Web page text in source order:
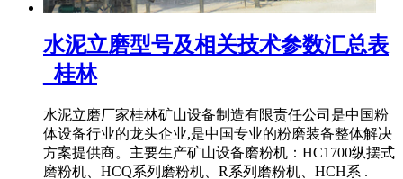
水泥立磨型号及相关技术参数汇总表
_桂林
水泥立磨厂家桂林矿山设备制造有限责任公司是中国粉
体设备行业的龙头企业,是中国专业的粉磨装备整体解决
方案提供商。主要生产矿山设备磨粉机：HC1700纵摆式
磨粉机、HCQ系列磨粉机、R系列磨粉机、HCH系 .